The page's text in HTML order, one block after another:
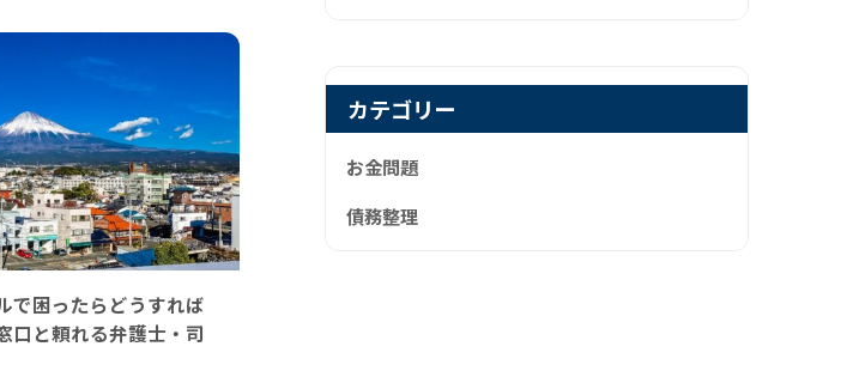
で困ったらどうすれば
口と頼れる弁護士・司
カテゴリー
お金問題
債務整理